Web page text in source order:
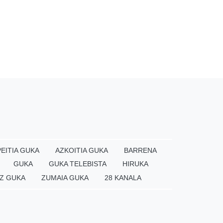
GUKA AZKOITIA GUKA
BARRENA
GUKA GUKA TELEBISTA
HIRUKA
GUKA ZUMAIA GUKA 28 KANALA